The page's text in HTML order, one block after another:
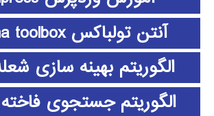
آنتن تولباکس antenna toolbox
الگوریتم بهینه سازی